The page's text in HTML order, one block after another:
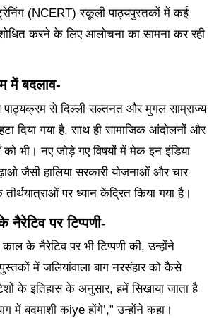
(NCERT) स्कूली पाठ्यपुस्तकों में कई
करने के लिए आलोचना का सामना कर रही
में बदलाव-
पाठ्यक्रम से दिल्ली सल्तनत और मुगल साम्राज्य
दिया गया है, साथ ही सामाजिक आंदोलनों और
को भी। नए जोड़े गए विषयों में मेक इन इंडिया
जैसी हालिया सरकारी योजनाओं और चार
तीर्थयात्राओं पर ध्यान केंद्रित किया गया है।
पर टिप्पणी-
के नैरेटिव पर भी टिप्पणी की, उन्होंने
में जलियांवाला बाग नरसंहार को कैसे
के इतिहास के अनुसार, हमें सिखाया जाता है
में बदमाशी कiye होंगे’,” उन्होंने कहा।